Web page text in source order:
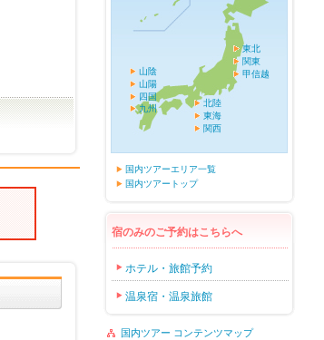
東北
関東
甲信越
北陸
東海
関西
山陰
山陽
四国
九州
国内ツアーエリア一覧
国内ツアートップ
宿のみのご予約はこちらへ
ホテル・旅館予約
温泉宿・温泉旅館
国内ツアー コンテンツマップ